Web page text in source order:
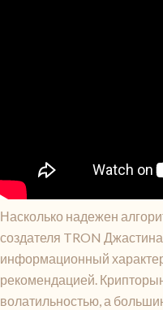
Насколько надежен
создателя TRON
информационный
рекомендацией.
волатильностью, а